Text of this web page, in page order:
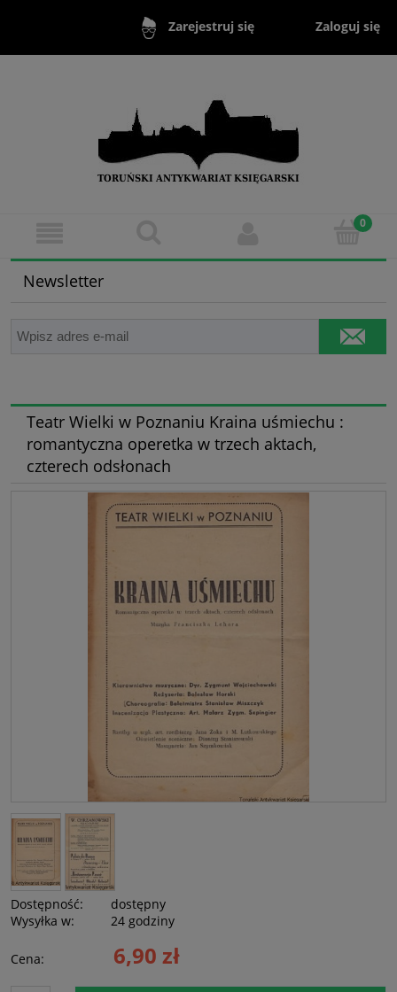
Zarejestruj się Zaloguj się
Newsletter
Teatr Wielki w Poznaniu Kraina uśmiechu :
romantyczna operetka w trzech aktach,
czterech odsłonach
Dostępność:
dostępny
Wysyłka w:
24 godziny
Cena: 6,90 zł